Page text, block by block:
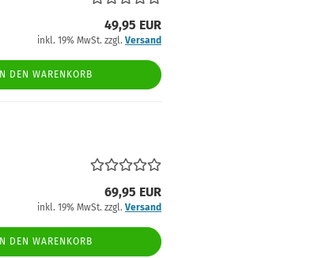
49,95 EUR
inkl. 19% MwSt. zzgl. Versand
IN DEN WARENKORB
69,95 EUR
inkl. 19% MwSt. zzgl. Versand
IN DEN WARENKORB